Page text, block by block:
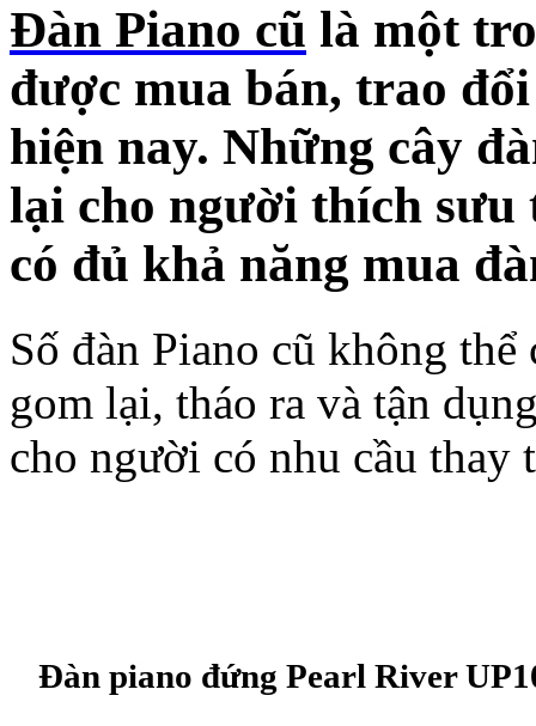
Đàn Piano cũ là một
được mua bán, trao
hiện nay. Những cây
lại cho người thích sưu
có đủ khả năng mua
Số đàn Piano cũ không
gom lại, tháo ra và tận
cho người có nhu cầu thay
Đàn piano đứng Pearl River